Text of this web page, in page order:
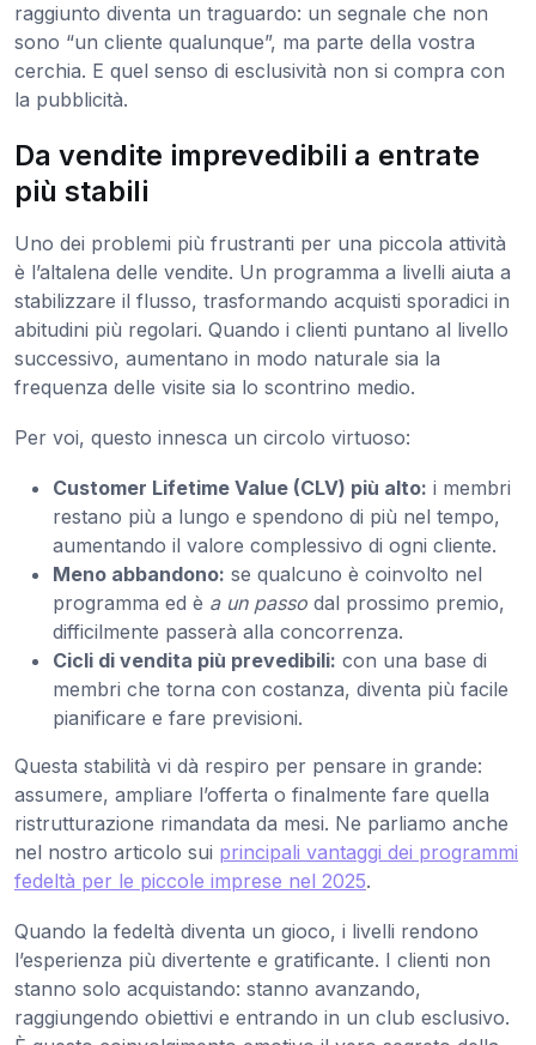
raggiunto diventa un traguardo: un segnale che non
sono “un cliente qualunque”, ma parte della vostra
cerchia. E quel senso di esclusività non si compra con
la pubblicità.
Da vendite imprevedibili a entrate
più stabili
Uno dei problemi più frustranti per una piccola attività
è l’altalena delle vendite. Un programma a livelli aiuta a
stabilizzare il flusso, trasformando acquisti sporadici in
abitudini più regolari. Quando i clienti puntano al livello
successivo, aumentano in modo naturale sia la
frequenza delle visite sia lo scontrino medio.
Per voi, questo innesca un circolo virtuoso:
Customer Lifetime Value (CLV) più alto: i membri
restano più a lungo e spendono di più nel tempo,
aumentando il valore complessivo di ogni cliente.
Meno abbandono: se qualcuno è coinvolto nel
programma ed è a un passo dal prossimo premio,
difficilmente passerà alla concorrenza.
Cicli di vendita più prevedibili: con una base di
membri che torna con costanza, diventa più facile
pianificare e fare previsioni.
Questa stabilità vi dà respiro per pensare in grande:
assumere, ampliare l’offerta o finalmente fare quella
ristrutturazione rimandata da mesi. Ne parliamo anche
nel nostro articolo sui principali vantaggi dei programmi
fedeltà per le piccole imprese nel 2025.
Quando la fedeltà diventa un gioco, i livelli rendono
l’esperienza più divertente e gratificante. I clienti non
stanno solo acquistando: stanno avanzando,
raggiungendo obiettivi e entrando in un club esclusivo.